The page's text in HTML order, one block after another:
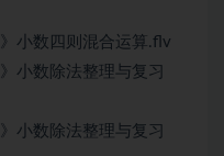
小数四则混合运算.flv
小数除法整理与复习
小数除法整理与复习